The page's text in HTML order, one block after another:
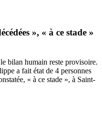
», « à ce stade »
bilan humain reste provisoire.
a fait état de 4 personnes
« à ce stade », à Saint-